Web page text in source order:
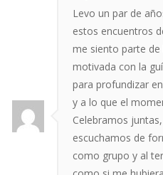
Levo un par de
estos encuentros
me siento parte de
motivada con la
para profundizar
y a lo que el
Celebramos
escuchamos de
como grupo y al